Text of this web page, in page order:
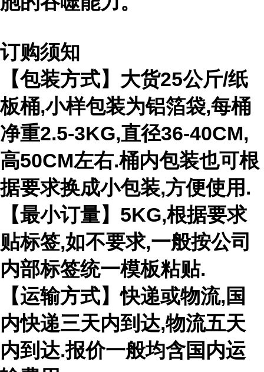
订购须知
【包装方式】大货25公斤/纸
板桶,小样包装为铝箔袋,每桶
净重2.5-3KG,直径36-40CM,
高50CM左右.桶内包装也可根
据要求换成小包装,方便使用 .
【最小订量】 5KG,根据要求
贴标签,如不要求,一般按公司
内部标签统一模板粘贴.
【运输方式】快递或物流,国
内快递三天内到达,物流五天
内到达.报价一般均含国内运